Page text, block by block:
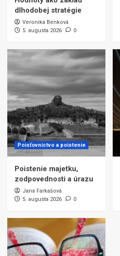
dlhodobej stratégie
Veronika Benková
5. augusta 2026
0
Poisťovníctvo a poistenie
Poistenie majetku,
zodpovednosti a úrazu
Jana Farkašová
5. augusta 2026
0